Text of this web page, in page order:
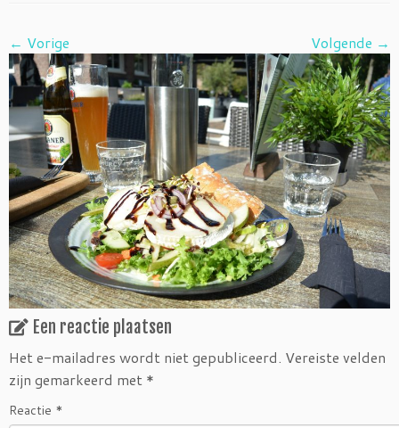
← Vorige Volgende →
Een reactie plaatsen
Het e-mailadres wordt niet gepubliceerd. Vereiste velden
zijn gemarkeerd met *
Reactie *